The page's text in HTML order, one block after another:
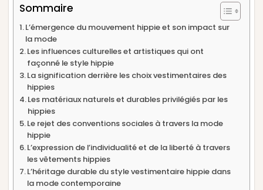
Sommaire
L’émergence du mouvement hippie et son impact sur
la mode
Les influences culturelles et artistiques qui ont
façonné le style hippie
La signification derrière les choix vestimentaires des
hippies
Les matériaux naturels et durables privilégiés par les
hippies
Le rejet des conventions sociales à travers la mode
hippie
L’expression de l’individualité et de la liberté à travers
les vêtements hippies
L’héritage durable du style vestimentaire hippie dans
la mode contemporaine